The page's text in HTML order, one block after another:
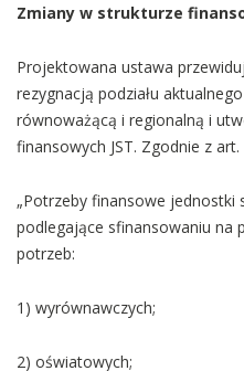
Zmiany w strukturze
Projektowana ustawa
rezygnacją podziału
równoważącą i regionalną i
finansowych JST. Zgodnie z
„Potrzeby finansowe
podlegające sfinansowaniu na
potrzeb:
1) wyrównawczych;
2) oświatowych;